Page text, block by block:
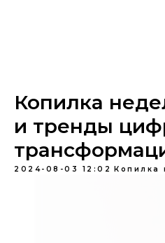
Копилка
и тренды
2024-08-03 12:02 Копилка